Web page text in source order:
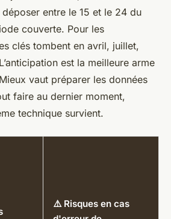
entre le 15 et le 24 du
couverte. Pour les
clés tombent en avril, juillet,
est la meilleure arme
vaut préparer les données
faire au dernier moment,
technique survient.
⚠️ Risques en cas